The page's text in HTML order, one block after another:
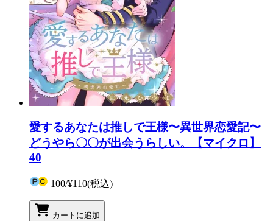
愛するあなたは推しで王様〜異世界恋愛記〜
どうやら〇〇が出会うらしい。【マイクロ】
40
100/¥110(税込)
カートに追加